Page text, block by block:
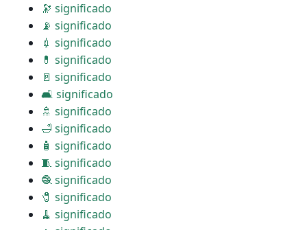
🔭 significado
📡 significado
💉 significado
💊 significado
🚪 significado
🛋 significado
🚿 significado
🛁 significado
🧴 significado
🧵 significado
🧶 significado
🧷 significado
🧹 significado